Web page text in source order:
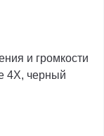
и громкости
4X, черный